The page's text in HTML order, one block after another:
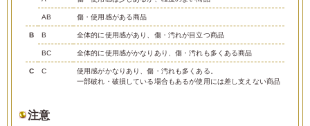
AB 傷・使用感がある商品
B B 全体的に使用感があり、傷・汚れが目立つ商品
BC 全体的に使用感がかなりあり、傷・汚れも多くある商品
C C
使用感がかなりあり、傷・汚れも多くある。
一部破れ・破損している場合もあるが使用には差し支えない商品
注意